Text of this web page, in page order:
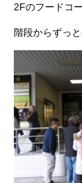
2Fのフードコ
階段からずっ